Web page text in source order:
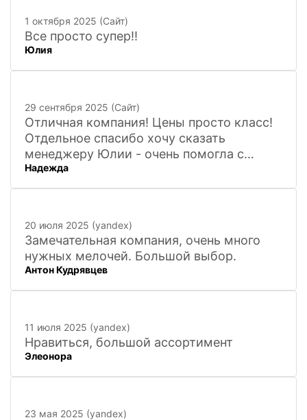
1 октября 2025 (Сайт)
Все просто супер!!
Юлия
29 сентября 2025 (Сайт)
Отличная компания! Цены просто класс!
Отдельное спасибо хочу сказать
менеджеру Юлии - очень помогла с
покупкой и доставкой сувенирных
фигурок! Буду ждать новинок и покупать
Надежда
20 июля 2025 (yandex)
Замечательная компания, очень много
нужных мелочей. Большой выбор.
Антон Кудрявцев
11 июля 2025 (yandex)
Нравиться, большой ассортимент
Элеонора
23 мая 2025 (yandex)